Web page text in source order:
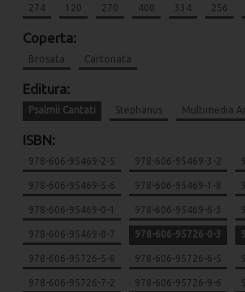
274 120 270 400 334 256
Coperta:
Brosata Cartonata
Editura:
Psalmii Cantati Stephanus Multimedia
ISBN:
978-606-95469-2-5 978-606-95469-3-2
978-606-95469-5-6 978-606-95469-1-8
978-606-95469-0-1 978-606-95469-6-3
978-606-95469-8-7 978-606-95726-0-3
978-606-95726-5-8 978-606-95726-6-5
978-606-95726-7-2 978-606-95726-9-6